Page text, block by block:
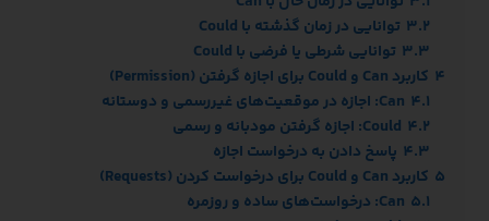
3.2 توانایی در زمان گذشته با Could
3.3 توانایی شرطی یا فرضی با Could
4 کاربرد Can و Could برای اجازه گرفتن (Permission)
4.1 Can: اجازه در موقعیت‌های غیررسمی و دوستانه
4.2 Could: اجازه گرفتن مودبانه و رسمی
4.3 پاسخ دادن به درخواست اجازه
5 کاربرد Can و Could برای درخواست کردن (Requests)
5.1 Can: درخواست‌های ساده و روزمره